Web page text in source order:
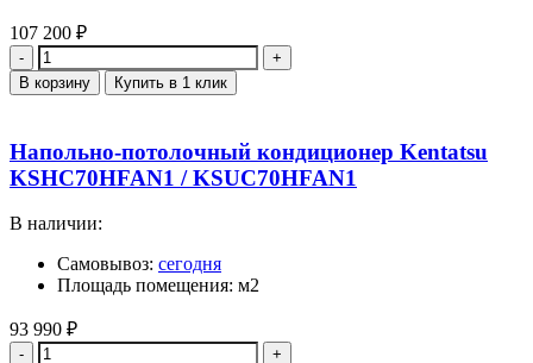
107 200 ₽
Количество
В корзину Купить в 1 клик
Напольно-потолочный кондиционер Kentatsu
KSHC70HFAN1 / KSUC70HFAN1
В наличии:
Самовывоз: сегодня
Площадь помещения: м2
93 990 ₽
Количество